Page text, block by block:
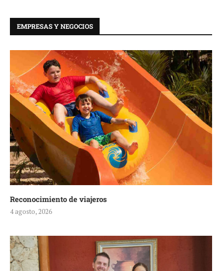
EMPRESAS Y NEGOCIOS
Reconocimiento de viajeros
4 agosto, 2026